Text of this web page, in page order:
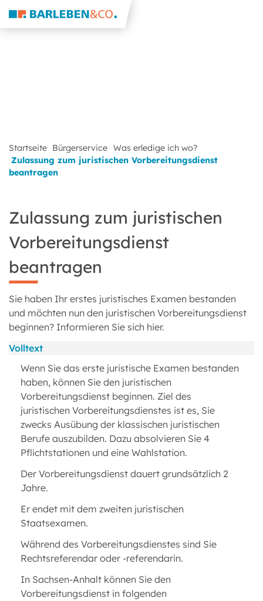
Startseite Bürgerservice Was erledige ich wo?
Zulassung zum juristischen Vorbereitungsdienst
beantragen
Zulassung zum juristischen
Vorbereitungsdienst
beantragen
Sie haben Ihr erstes juristisches Examen bestanden
und möchten nun den juristischen Vorbereitungsdienst
beginnen? Informieren Sie sich hier.
Volltext
Wenn Sie das erste juristische Examen bestanden
haben, können Sie den juristischen
Vorbereitungsdienst beginnen. Ziel des
juristischen Vorbereitungsdienstes ist es, Sie
zwecks Ausübung der klassischen juristischen
Berufe auszubilden. Dazu absolvieren Sie 4
Pflichtstationen und eine Wahlstation.
Der Vorbereitungsdienst dauert grundsätzlich 2
Jahre.
Er endet mit dem zweiten juristischen
Staatsexamen.
Während des Vorbereitungsdienstes sind Sie
Rechtsreferendar oder -referendarin.
In Sachsen-Anhalt können Sie den
Vorbereitungsdienst in folgenden